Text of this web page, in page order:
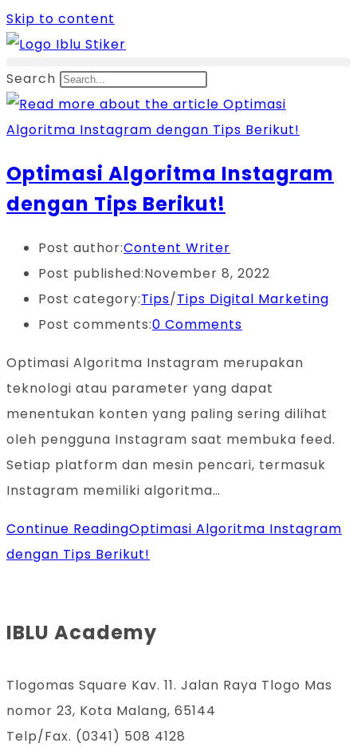
Skip to content
Search
Optimasi Algoritma Instagram
dengan Tips Berikut!
Post author:Content Writer
Post published:November 8, 2022
Post category:Tips/Tips Digital Marketing
Post comments:0 Comments
Optimasi Algoritma Instagram merupakan
teknologi atau parameter yang dapat
menentukan konten yang paling sering dilihat
oleh pengguna Instagram saat membuka feed.
Setiap platform dan mesin pencari, termasuk
Instagram memiliki algoritma…
Continue ReadingOptimasi Algoritma Instagram
dengan Tips Berikut!
IBLU Academy
Tlogomas Square Kav. 11. Jalan Raya Tlogo Mas
nomor 23, Kota Malang, 65144
Telp/Fax. (0341) 508 4128